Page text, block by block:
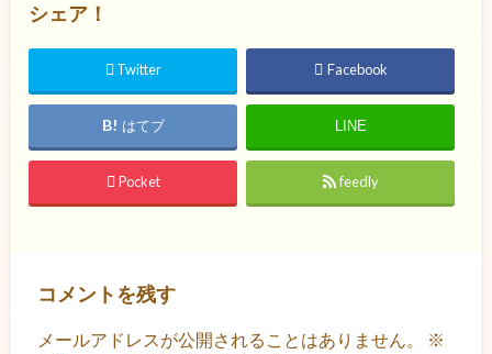
シェア！
Twitter Facebook
はてブ LINE
Pocket feedly
コメントを残す
メールアドレスが公開されることはありません。
※